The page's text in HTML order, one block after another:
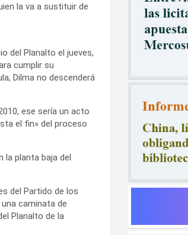
la va a sustituir de
del Planalto el jueves,
cumplir su
Dilma no descenderá
ese sería un acto
el fin» del proceso
la planta baja del
del Partido de los
caminata de
Planalto de la